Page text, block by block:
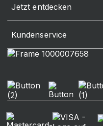
Jetzt entdecken
Kundenservice